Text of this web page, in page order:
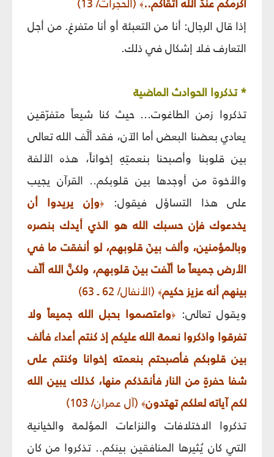
أكرمكم عندَ الله أتقاكم..﴾ (الحجرات/ 13)
إذا قال الرجال: أنا من التعبئة أو أنا متفرغ. من أجل
التعارف فلا إشكال في ذلك.
* تذكروا الحوادث الماضية
تذكروا زمن الطاغوت... حيث كنا شيعاً متفرّقين
يعادي بعضنا البعض أما الآن، فقد ألَّف الله تعالى
بين قلوبنا وأصبحنا بنعمتِهِ إخواناً، هذه الألفة
والأخوة من أوجدها بين قلوبكم.. القرآن يجيب
على هذا التساؤل فيقول:
﴿وإن يريدوا أن
يخدعوك فإن حسبك الله هو الذي أيدك بنصره
وبالمؤمنين، وألف بينَ قلوبهم، لو أنفقت ما في
الأرض جميعاً ما ألّفت بينَ قلوبهم، ولكنَّ الله ألّف
بينهم أنه عزيز حكيم﴾ (الأنفال/ 62 ـ 63)
ويقول تعالى:
﴿واعتصموا بحبل الله جميعاً ولا
تفرقوا واذكروا نعمة الله عليكم إذ كنتم أعداء فألف
بين قلوبكم فأصبحتم بنعمته إخوانا وكنتم على
شفا حفرةٍ من النار فأنقذكم منها، كذلك يبين الله
لكم آياته لعلكم تهتدون﴾ (آل عمران/ 103)
تذكروا الاختلافات والنزاعات المؤلمة والخيانية
التي كان يُثيرها المنافقين بينكم.. تذكروا من كان